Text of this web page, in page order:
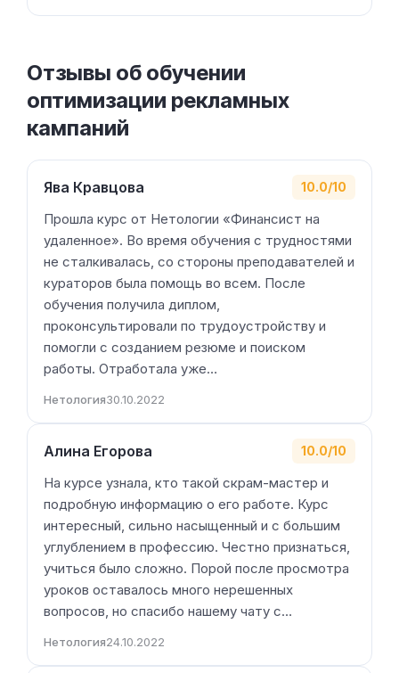
Отзывы об обучении
оптимизации рекламных
кампаний
Ява Кравцова 10.0/10
Прошла курс от Нетологии «Финансист на
удаленное». Во время обучения с трудностями
не сталкивалась, со стороны преподавателей и
кураторов была помощь во всем. После
обучения получила диплом,
проконсультировали по трудоустройству и
помогли с созданием резюме и поиском
работы. Отработала уже…
Нетология30.10.2022
Алина Егорова 10.0/10
На курсе узнала, кто такой скрам-мастер и
подробную информацию о его работе. Курс
интересный, сильно насыщенный и с большим
углублением в профессию. Честно признаться,
учиться было сложно. Порой после просмотра
уроков оставалось много нерешенных
вопросов, но спасибо нашему чату с…
Нетология24.10.2022